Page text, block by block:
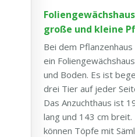
große und kleine
Bei dem
ein
und Boden. Es ist
drei Tier auf jeder
Das Anzuchthaus ist
lang und 143 cm breit.
können Töpfe mit